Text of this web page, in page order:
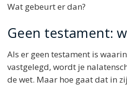
Wat gebeurt er dan?
Geen testament:
Als er geen testament is
vastgelegd, wordt je
de wet. Maar hoe gaat dat in